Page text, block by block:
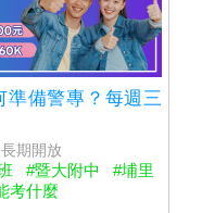
準備警專？每週三
期開放
#暨大附中
#埔里
考什麼